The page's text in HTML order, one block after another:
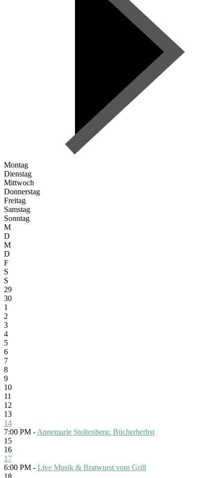
Montag
Dienstag
Mittwoch
Donnerstag
Freitag
Samstag
Sonntag
M
D
M
D
F
S
S
29
30
1
2
3
4
5
6
7
8
9
10
11
12
13
14
7:00 PM - Annemarie Stoltenberg: Bücherherbst
15
16
17
6:00 PM - Live Musik & Bratwurst vom Grill
18